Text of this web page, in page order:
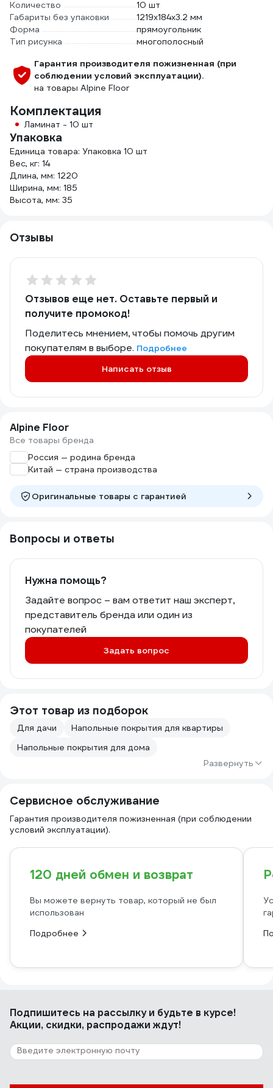
Количество
10 шт
Габариты без упаковки
1219х184х3.2 мм
Форма
прямоугольник
Тип рисунка
многополосный
Гарантия производителя пожизненная (при
соблюдении условий эксплуатации).
на товары Alpine Floor
Комплектация
Ламинат - 10 шт
Упаковка
Единица товара: Упаковка 10 шт
Вес, кг: 14
Длина, мм: 1220
Ширина, мм: 185
Высота, мм: 35
Отзывы
Отзывов еще нет. Оставьте первый и
получите промокод!
Поделитесь мнением, чтобы помочь другим
покупателям в выборе. Подробнее
Написать отзыв
Alpine Floor
Все товары бренда
Россия — родина бренда
Китай — страна производства
Оригинальные товары c гарантией
Вопросы и ответы
Нужна помощь?
Задайте вопрос – вам ответит наш эксперт,
представитель бренда или один из
покупателей
Задать вопрос
Этот товар из подборок
Для дачи
Напольные покрытия для квартиры
Напольные покрытия для дома
Развернуть
Сервисное обслуживание
Гарантия производителя пожизненная (при соблюдении
условий эксплуатации).
120 дней обмен и возврат
Вы можете вернуть товар, который не был
использован
Подробнее
Подпишитесь на рассылкуи будьте в курсе!
Акции, скидки, распродажи ждут!